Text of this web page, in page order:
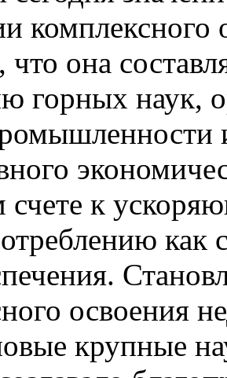
комплексного
что она
горных наук,
счете к
как
освоения
крупные